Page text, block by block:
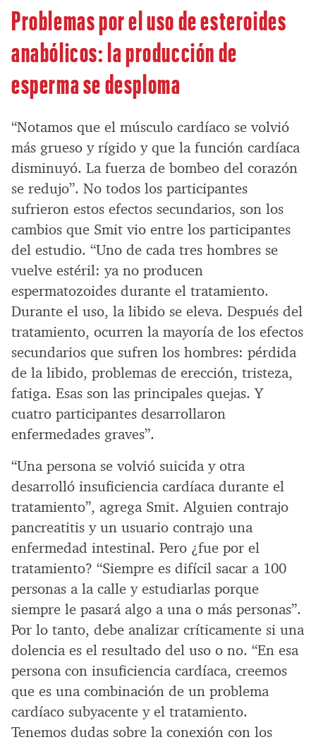
Problemas por el uso de esteroides
anabólicos: la producción de
esperma se desploma
“Notamos que el músculo cardíaco se volvió
más grueso y rígido y que la función cardíaca
disminuyó. La fuerza de bombeo del corazón
se redujo”. No todos los participantes
sufrieron estos efectos secundarios, son los
cambios que Smit vio entre los participantes
del estudio. “Uno de cada tres hombres se
vuelve estéril: ya no producen
espermatozoides durante el tratamiento.
Durante el uso, la libido se eleva. Después del
tratamiento, ocurren la mayoría de los efectos
secundarios que sufren los hombres: pérdida
de la libido, problemas de erección, tristeza,
fatiga. Esas son las principales quejas. Y
cuatro participantes desarrollaron
enfermedades graves”.
“Una persona se volvió suicida y otra
desarrolló insuficiencia cardíaca durante el
tratamiento”, agrega Smit. Alguien contrajo
pancreatitis y un usuario contrajo una
enfermedad intestinal. Pero ¿fue por el
tratamiento? “Siempre es difícil sacar a 100
personas a la calle y estudiarlas porque
siempre le pasará algo a una o más personas”.
Por lo tanto, debe analizar críticamente si una
dolencia es el resultado del uso o no. “En esa
persona con insuficiencia cardíaca, creemos
que es una combinación de un problema
cardíaco subyacente y el tratamiento.
Tenemos dudas sobre la conexión con los